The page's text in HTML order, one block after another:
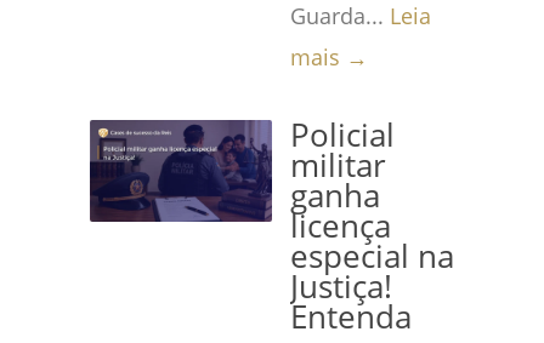
Guarda... Leia
mais →
Policial
militar
ganha
licença
especial na
Justiça!
Entenda